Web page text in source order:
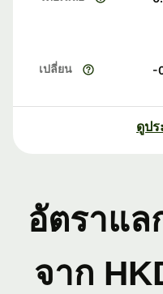
เปลี่ยน -
ดูปร
อัตราแล
จาก